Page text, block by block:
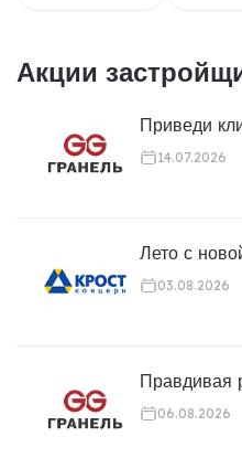
Акции
Приведи
14.07.2026
Лето с
03.08.2026
Правдивая
06.08.2026